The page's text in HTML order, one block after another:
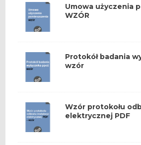
Umowa użyczenia
WZÓR
Protokół badania
wzór
Wzór protokołu
elektrycznej PDF